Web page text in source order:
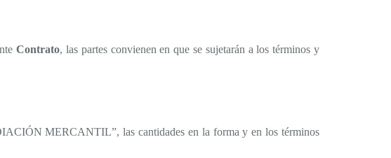
Contrato, las partes convienen en que se sujetarán a los términos y
MERCANTIL”, las cantidades en la forma y en los términos